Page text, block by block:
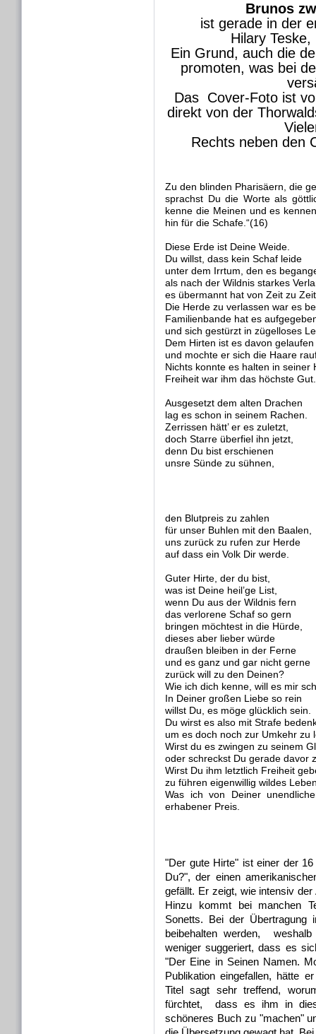
Brunos
ist gerade in der
Hilary
Ein Grund, auch die
promoten, was bei
Das Cover-Foto ist
direkt von der
Rechts neben den
Zu den blinden Pharisäern, die
sprachst Du die Worte als
kenne die Meinen und es
hin für die Schafe.“(16)
Diese Erde ist Deine Weide.
Du willst, dass kein Schaf leide
unter dem Irrtum, den es
als nach der Wildnis starkes
es übermannt hat von Zeit zu
Die Herde zu verlassen war es
Familienbande hat es
und sich gestürzt in zügelloses
Dem Hirten ist es davon gelaufen
und mochte er sich die Haare
Nichts konnte es halten in seiner
Freiheit war ihm das höchste Gut.
Ausgesetzt dem alten Drachen
lag es schon in seinem Rachen.
Zerrissen hätt’ er es zuletzt,
doch Starre überfiel ihn jetzt,
denn Du bist erschienen
unsre Sünde zu sühnen,
den Blutpreis zu zahlen
für unser Buhlen mit den Baalen,
uns zurück zu rufen zur Herde
auf dass ein Volk Dir werde.
Guter Hirte, der du bist,
was ist Deine heil’ge List,
wenn Du aus der Wildnis fern
das verlorene Schaf so gern
bringen möchtest in die Hürde,
dieses aber lieber würde
draußen bleiben in der Ferne
und es ganz und gar nicht gerne
zurück will zu den Deinen?
Wie ich dich kenne, will es mir
In Deiner großen Liebe so rein
willst Du, es möge glücklich sein.
Du wirst es also mit Strafe
um es doch noch zur Umkehr zu
Wirst du es zwingen zu seinem
oder schreckst Du gerade davor
Wirst Du ihm letztlich Freiheit
zu führen eigenwillig wildes
Was ich von Deiner
erhabener Preis.
"Der gute Hirte" ist einer der
Du?", der einen
gefällt. Er zeigt, wie intensiv
Hinzu kommt bei manchen
Sonetts. Bei der Übertragung
beibehalten werden,
weniger suggeriert, dass es
"Der Eine in Seinen Namen.
Publikation eingefallen, hätte
Titel sagt sehr treffend,
fürchtet, dass es ihm in
schöneres Buch zu "machen"